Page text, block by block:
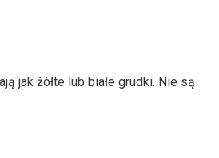
jak żółte lub białe grudki. Nie są